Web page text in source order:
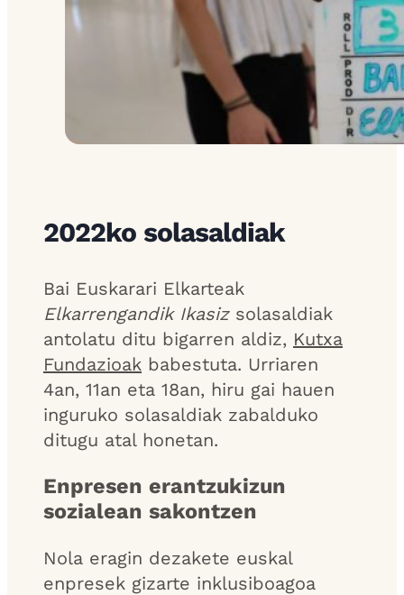
2022ko solasaldiak
Bai Euskarari Elkarteak
Elkarrengandik Ikasiz solasaldiak
antolatu ditu bigarren aldiz, Kutxa
Fundazioak babestuta. Urriaren
4an, 11an eta 18an, hiru gai hauen
inguruko solasaldiak zabalduko
ditugu atal honetan.
Enpresen erantzukizun
sozialean sakontzen
Nola eragin dezakete euskal
enpresek gizarte inklusiboagoa